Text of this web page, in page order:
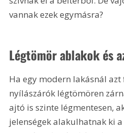
vannak ezek egymásra?
Légtömör ablakok és
Ha egy modern lakásnál azt
nyílászárók légtömören
ajtó is szinte légmentesen,
jelenségek alakulhatnak ki